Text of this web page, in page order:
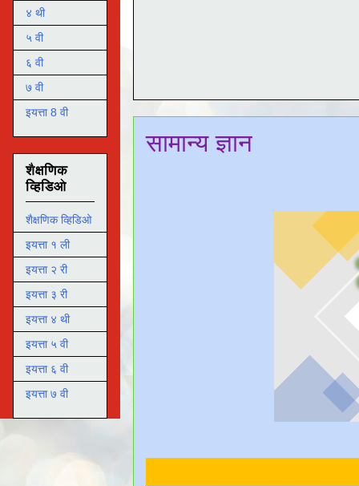
सामान्य ज्ञान
४ थी
५ वी
६ वी
७ वी
इयत्ता 8 वी
शैक्षणिक
व्हिडिओ
शैक्षणिक व्हिडिओ
इयत्ता १ ली
इयत्ता २ री
इयत्ता ३ री
इयत्ता ४ थी
इयत्ता ५ वी
इयत्ता ६ वी
इयत्ता ७ वी